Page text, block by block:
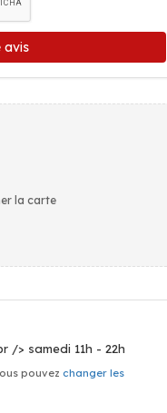
avis
la carte
/> samedi 11h - 22h
pouvez changer les